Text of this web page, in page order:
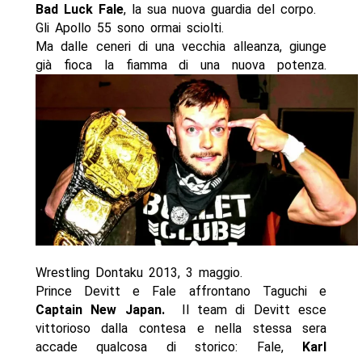
Bad Luck Fale, la sua nuova guardia del corpo.
Gli Apollo 55 sono ormai sciolti.
Ma dalle ceneri di una vecchia alleanza, giunge
già fioca la fiamma di una nuova potenza.
Wrestling Dontaku 2013, 3 maggio.
Prince Devitt e Fale affrontano Taguchi e
Captain New Japan.
Il team di Devitt esce
vittorioso dalla contesa e nella stessa sera
accade qualcosa di storico: Fale,
Karl